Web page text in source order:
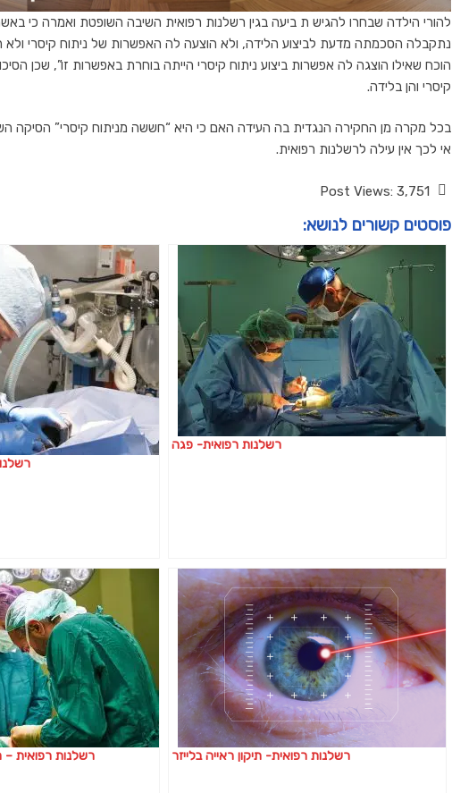
להורי הילדה שבחרו להגיש ת ביעה בגין רשלנות רפואית השיבה השופטת ואמרה כי
נתקבלה הסכמתה מדעת לביצוע הלידה, ולא הוצעה לה האפשרות של ניתוח קיסרי ולא
הוכח שאילו הוצגה לה אפשרות ביצוע ניתוח קיסרי הייתה בוחרת באפשרות זו”, שכן
קיסרי והן בלידה.
בכל מקרה מן החקירה הנגדית בה העידה האם כי היא “חששה מניתוח קיסרי” הסיקה
אי לכך אין עילה לרשלנות רפואית.
Post Views: 3,751
פוסטים קשורים לנושא:
רשלנות רפואית- פגה
רשלנות רפואית- תיקון ראייה בלייזר רשלנות רפואית –